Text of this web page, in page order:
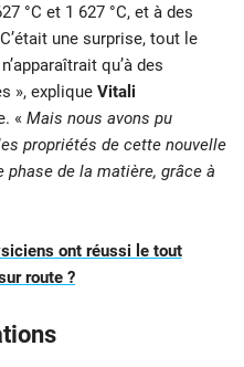
°C et 1 627 °C, et à des
une surprise, tout le
qu’à des
», explique Vitali
« Mais nous avons pu
propriétés de cette nouvelle
de la matière, grâce à
ont réussi le tout
route ?